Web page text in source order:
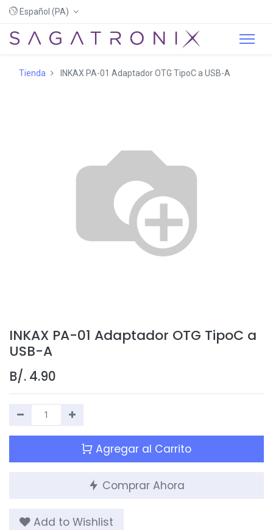
Español (PA)
Tienda INKAX PA-01 Adaptador OTG TipoC a USB-A
INKAX PA-01 Adaptador OTG TipoC a
USB-A
B/. 4.90
Agregar al Carrito
Comprar Ahora
Add to Wishlist